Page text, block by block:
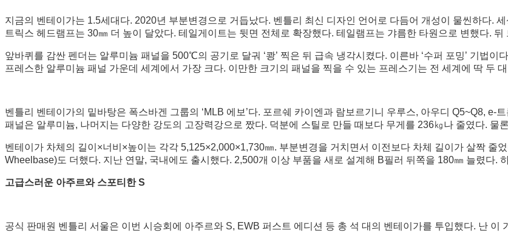
지금의 벤테이가는 1.5세대다. 2020년 부분변경으로 거듭났다. 벤틀리 최신 디자인 언어로 다듬어 개성이 물씬하다.
트릭스 헤드램프는 30㎜ 더 높이 달았다. 테일게이트는 뒷면 전체로 확장했다. 테일램프는 갸름한 타원으로 변했다.
앞바퀴를 감싼 펜더는 알루미늄 패널을 500℃의 공기로 달궈 ‘쾅’ 찍은 뒤 급속 냉각시켰다. 이른바 ‘수퍼 포밍’ 기법
프레스한 알루미늄 패널 가운데 세계에서 가장 크다. 이만한 크기의 패널을 찍을 수 있는 프레스기는 전 세계에 딱 두
벤틀리 벤테이가의 밑바탕은 폭스바겐 그룹의 ‘MLB 에보’다. 포르쉐 카이엔과 람보르기니 우루스, 아우디 Q5~Q8, e-
패널은 알루미늄, 나머지는 다양한 강도의 고장력강으로 짰다. 덕분에 스틸로 만들 때보다 무게를 236㎏나 줄였다. 물
벤테이가 차체의 길이×너비×높이는 각각 5,125×2,000×1,730㎜. 부분변경을 거치면서 이전보다 차체 길이가 살짝 줄
Wheelbase)도 더했다. 지난 연말, 국내에도 출시했다. 2,500개 이상 부품을 새로 설계해 B필러 뒤쪽을 180㎜ 늘렸다.
고급스러운 아주르와 스포티한 S
공식 판매원 벤틀리 서울은 이번 시승회에 아주르와 S, EWB 퍼스트 에디션 등 총 석 대의 벤테이가를 투입했다. 난